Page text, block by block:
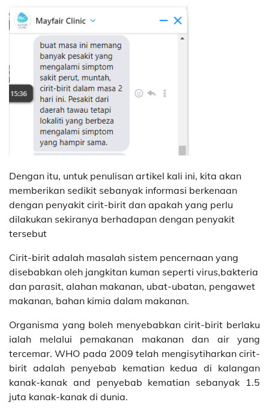
Dengan itu, untuk penulisan artikel kali ini, kita akan
memberikan sedikit sebanyak informasi berkenaan
dengan penyakit cirit-birit dan apakah yang perlu
dilakukan sekiranya berhadapan dengan penyakit
tersebut
Cirit-birit adalah masalah sistem pencernaan yang
disebabkan oleh jangkitan kuman seperti virus,bakteria
dan parasit, alahan makanan, ubat-ubatan, pengawet
makanan, bahan kimia dalam makanan.
Organisma yang boleh menyebabkan cirit-birit berlaku
ialah melalui pemakanan makanan dan air yang
tercemar. WHO pada 2009 telah mengisytiharkan cirit-
birit adalah penyebab kematian kedua di kalangan
kanak-kanak and penyebab kematian sebanyak 1.5
juta kanak-kanak di dunia.